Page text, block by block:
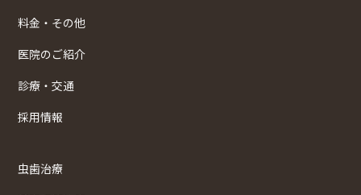
料金・その他
医院のご紹介
診療・交通
採用情報
虫歯治療